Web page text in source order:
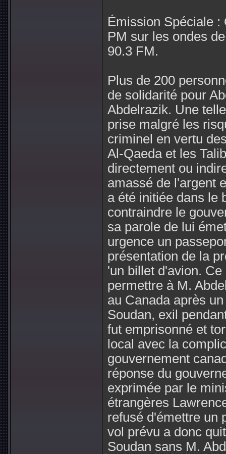
Émission Spéciale :
PM sur les ondes
90.3 FM.
Plus de 200
de solidarité pour
Abdelrazik. Une
prise malgré les
criminel en vertu
Al-Qaeda et les
directement ou
amassé de l'argent
a été initiée dans le
contraindre le
sa parole de lui
urgence un
présentation de la
'un billet d'avion.
permettre à M.
au Canada après
Soudan, exil
fut emprisonné et
local avec la
gouvernement
réponse du
exprimée par le
étrangères
refusé d'émettre un
vol prévu a donc
Soudan sans M.